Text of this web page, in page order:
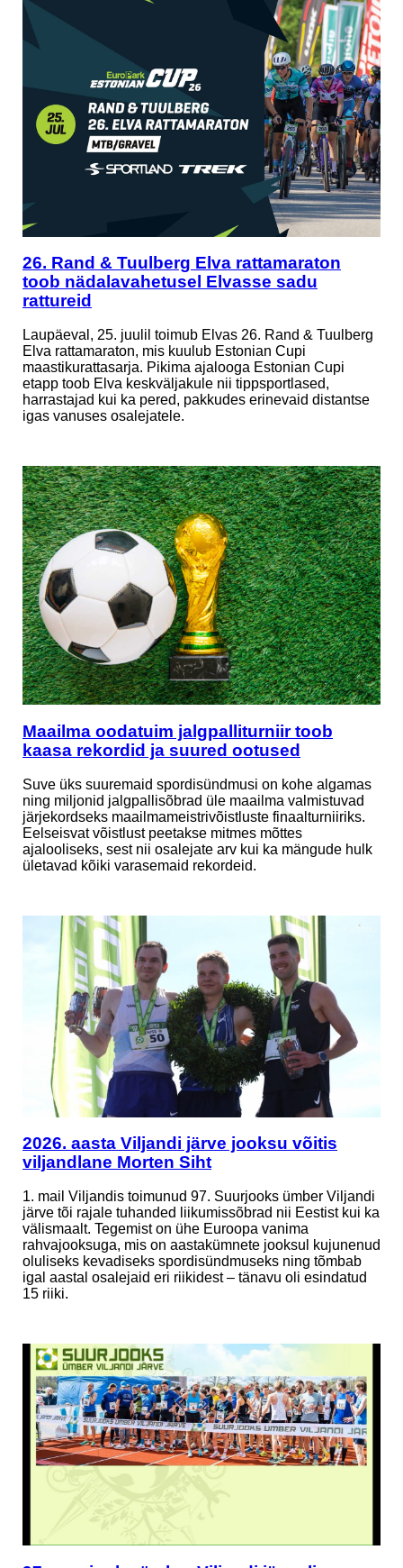
26. Rand & Tuulberg Elva rattamaraton
toob nädalavahetusel Elvasse sadu
rattureid
Laupäeval, 25. juulil toimub Elvas 26. Rand & Tuulberg
Elva rattamaraton, mis kuulub Estonian Cupi
maastikurattasarja. Pikima ajalooga Estonian Cupi
etapp toob Elva keskväljakule nii tippsportlased,
harrastajad kui ka pered, pakkudes erinevaid distantse
igas vanuses osalejatele.
Maailma oodatuim jalgpalliturniir toob
kaasa rekordid ja suured ootused
Suve üks suuremaid spordisündmusi on kohe algamas
ning miljonid jalgpallisõbrad üle maailma valmistuvad
järjekordseks maailmameistrivõistluste finaalturniiriks.
Eelseisvat võistlust peetakse mitmes mõttes
ajalooliseks, sest nii osalejate arv kui ka mängude hulk
ületavad kõiki varasemaid rekordeid.
2026. aasta Viljandi järve jooksu võitis
viljandlane Morten Siht
1. mail Viljandis toimunud 97. Suurjooks ümber Viljandi
järve tõi rajale tuhanded liikumissõbrad nii Eestist kui ka
välismaalt. Tegemist on ühe Euroopa vanima
rahvajooksuga, mis on aastakümnete jooksul kujunenud
oluliseks kevadiseks spordisündmuseks ning tõmbab
igal aastal osalejaid eri riikidest – tänavu oli esindatud
15 riiki.